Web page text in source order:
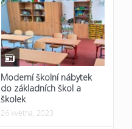
Moderní školní nábytek
do základních škol a
školek
26 května, 2023